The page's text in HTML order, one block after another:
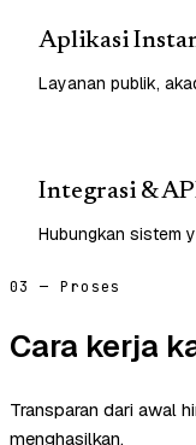
Aplikasi
Layanan publik,
Integrasi &
Hubungkan sistem
03 — Proses
Cara kerja
Transparan dari awal
menghasilkan.